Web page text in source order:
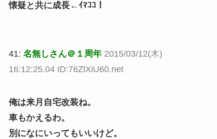
懐疑と共に成長←ｲﾏｺｺ！
41: 名無しさん＠１周年 2015/03/12(木)
16:12:25.04 ID:76ZlXiU60.net
俺は来月自宅改装ね。
車もかえるわ。
別になにいってもいいけど。